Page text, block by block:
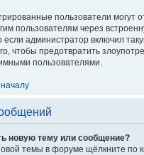
пользователи могут
пользователям через
если администратор включил
чтобы предотвратить
пользователями.
новую тему или сообщение?
темы в форуме щёлкните по